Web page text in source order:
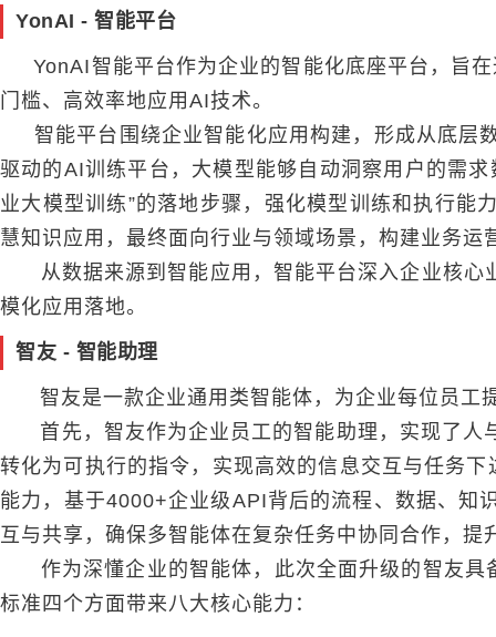
YonAI - 智能平台
YonAI智能平台作为企业的智能化底座平台 ，旨
门槛、高效率地应用AI技术。
智能平台围绕企业智能化应用构建，形成从底层
驱动的AI训练平台，大模型能够自动洞察用户的需
业大模型训练”的落地步骤，强化模型训练和执行
慧知识应用，最终面向行业与领域场景，构建业务
从数据来源到智能应用，智能平台深入企业核心
模化应用落地。
智友 - 智能助理
智友是一款企业通用类智能体，为企业每位员工
首先，智友作为企业员工的智能助理，实现了人
转化为可执行的指令，实现高效的信息交互与任务
能力，基于4000+企业级API背后的流程、数据、知
互与共享，确保多智能体在复杂任务中协同合作，提
作为深懂企业的智能体，此次全面升级的智友具
标准四个方面带来八大核心能力：